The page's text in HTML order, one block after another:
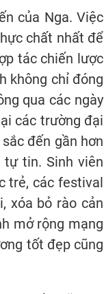
của Nga. Việc
chất nhất để
tác chiến lược
không chỉ đóng
qua các ngày
các trường đại
đến gần hơn
tự tin. Sinh viên
trẻ, các festival
xóa bỏ rào cản
mở rộng mạng
tốt đẹp cũng